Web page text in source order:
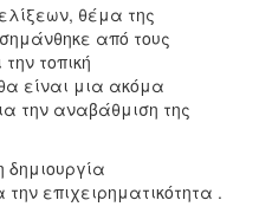
θέμα της
από τους
τοπική
είναι μια ακόμα
την αναβάθμιση της
επιχειρηματικότητα .